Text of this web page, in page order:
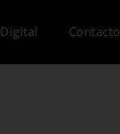
Contacto